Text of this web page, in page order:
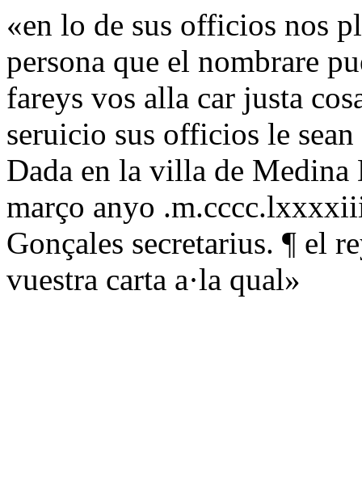
«en lo de sus officios nos
persona que el nombrare
fareys vos alla car justa
seruicio sus officios le
Dada en la villa de
março anyo
Gonçales secretarius. ¶ el
vuestra carta a·la qual»